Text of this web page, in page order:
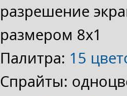
разрешение
размером 8х1
Палитра: 15
Спрайты: